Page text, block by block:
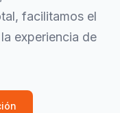
facilitamos el
experiencia de